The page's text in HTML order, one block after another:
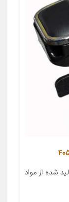
شده از مواد